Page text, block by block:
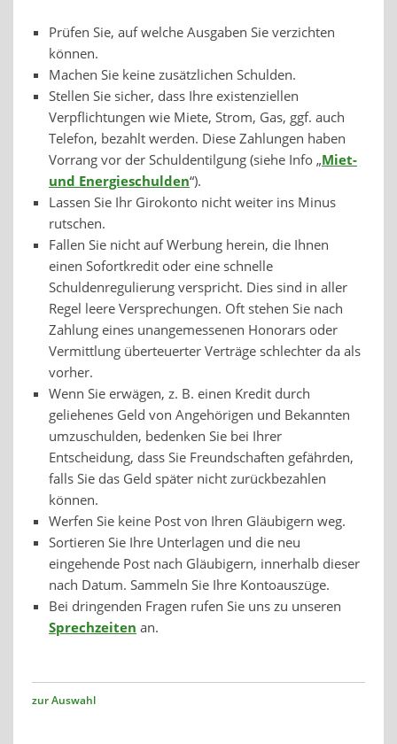
Prüfen Sie, auf welche Ausgaben Sie verzichten
können.
Machen Sie keine zusätzlichen Schulden.
Stellen Sie sicher, dass Ihre existenziellen
Verpflichtungen wie Miete, Strom, Gas, ggf. auch
Telefon, bezahlt werden. Diese Zahlungen haben
Vorrang vor der Schuldentilgung (siehe Info „Miet-
und Energieschulden“).
Lassen Sie Ihr Girokonto nicht weiter ins Minus
rutschen.
Fallen Sie nicht auf Werbung herein, die Ihnen
einen Sofortkredit oder eine schnelle
Schuldenregulierung verspricht. Dies sind in aller
Regel leere Versprechungen. Oft stehen Sie nach
Zahlung eines unangemessenen Honorars oder
Vermittlung überteuerter Verträge schlechter da als
vorher.
Wenn Sie erwägen, z. B. einen Kredit durch
geliehenes Geld von Angehörigen und Bekannten
umzuschulden, bedenken Sie bei Ihrer
Entscheidung, dass Sie Freundschaften gefährden,
falls Sie das Geld später nicht zurückbezahlen
können.
Werfen Sie keine Post von Ihren Gläubigern weg.
Sortieren Sie Ihre Unterlagen und die neu
eingehende Post nach Gläubigern, innerhalb dieser
nach Datum. Sammeln Sie Ihre Kontoauszüge.
Bei dringenden Fragen rufen Sie uns zu unseren
Sprechzeiten an.
zur Auswahl